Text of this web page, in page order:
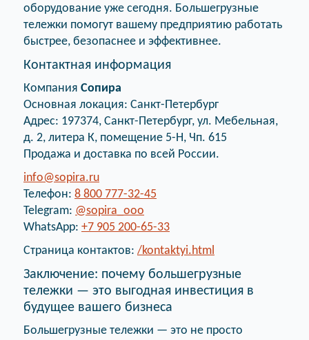
оборудование уже сегодня. Большегрузные
тележки помогут вашему предприятию работать
быстрее, безопаснее и эффективнее.
Контактная информация
Компания Сопира
Основная локация: Санкт-Петербург
Адрес: 197374, Санкт-Петербург, ул. Мебельная,
д. 2, литера К, помещение 5-Н, Чп. 615
Продажа и доставка по всей России.
info@sopira.ru
Телефон: 8 800 777-32-45
Telegram: @sopira_ooo
WhatsApp: +7 905 200-65-33
Страница контактов: /kontaktyi.html
Заключение: почему большегрузные
тележки — это выгодная инвестиция в
будущее вашего бизнеса
Большегрузные тележки — это не просто